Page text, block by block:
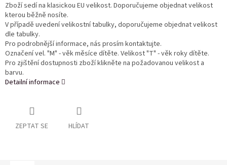
Zboží sedí na klasickou EU velikost. Doporučujeme objednat velikost
kterou běžně nosíte.
V případě uvedení velikostní tabulky, doporučujeme objednat velikost
dle tabulky.
Pro podrobnější informace, nás prosím kontaktujte.
Označení vel. "M" - věk měsíce dítěte. Velikost "T" - věk roky dítěte.
Pro zjištění dostupnosti zboží klikněte na požadovanou velikost a
barvu.
Detailní informace
ZEPTAT SE HLÍDAT